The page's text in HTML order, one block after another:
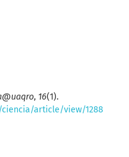
, 16(1).
article/view/1288